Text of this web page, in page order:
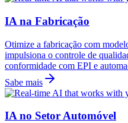
IA na Fabricação
Otimize a fabricação com
impulsiona o controle de
conformidade com EPI e
Sabe mais
IA no Setor Automóvel